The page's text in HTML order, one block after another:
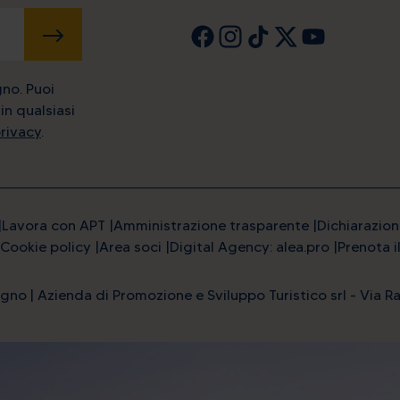
INVIA
Puoi
qualsiasi
.
Lavora con APT Amministrazione trasparente
Cookie policy Area soci Digital Agency: alea.pro Prenota
| Azienda di Promozione e Sviluppo Turistico srl - Via